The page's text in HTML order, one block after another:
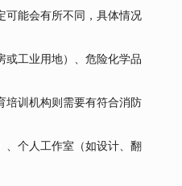
可能会有所不同，具体情况
或工业用地）、危险化学品
培训机构则需要有符合消防
、个人工作室（如设计、翻